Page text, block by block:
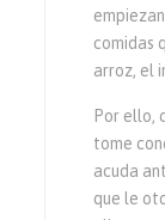
comidas
arroz, el
Por ello,
tome
acuda
que le